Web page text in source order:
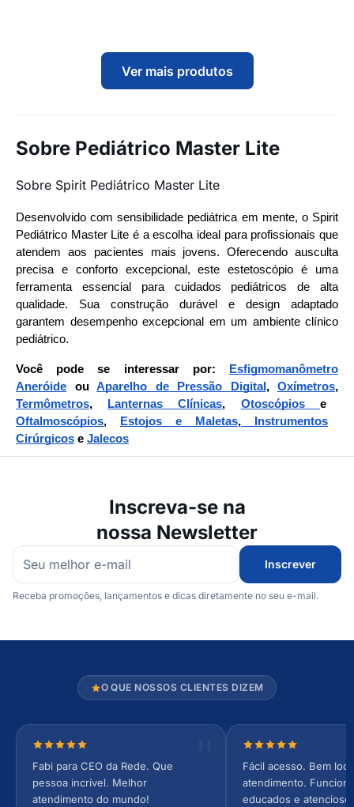
Ver mais produtos
Sobre Pediátrico Master Lite
Sobre Spirit Pediátrico Master Lite
Desenvolvido com sensibilidade pediátrica em mente, o Spirit
Pediátrico Master Lite é a escolha ideal para profissionais que
atendem aos pacientes mais jovens. Oferecendo ausculta
precisa e conforto excepcional, este estetoscópio é uma
ferramenta essencial para cuidados pediátricos de alta
qualidade. Sua construção durável e design adaptado
garantem desempenho excepcional em um ambiente clínico
pediátrico.
Você pode se interessar por:
Esfigmomanômetro
Aneróide ou Aparelho de Pressão Digital , Oxímetros,
Termômetros, Lanternas Clínicas, Otoscópios
e
Oftalmoscópios, Estojos e Maletas, Instrumentos
Cirúrgicos e Jalecos
Inscreva-se na
nossa Newsletter
Inscrever
Receba promoções, lançamentos e dicas diretamente no seu e-mail.
O QUE NOSSOS CLIENTES DIZEM
Nota 5 de 5 estrelas
Fabi para CEO da Rede. Que
pessoa incrível. Melhor
atendimento do mundo!
Nota 5 de 5
Fácil acesso. Bem
atendimento.
educados e